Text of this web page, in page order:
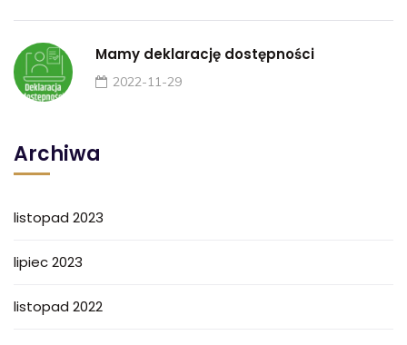
Mamy deklarację dostępności
2022-11-29
Archiwa
listopad 2023
lipiec 2023
listopad 2022